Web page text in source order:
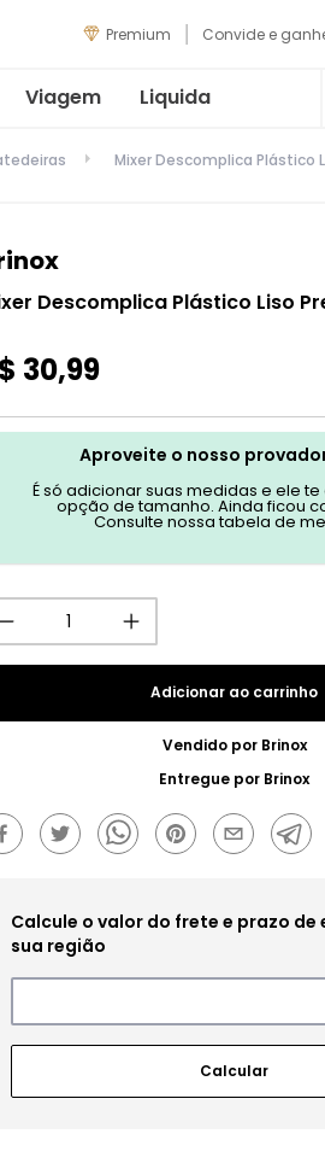
Premium Convide e
Viagem Liquida
Mixer Descomplica Plástico
Descomplica Plástico Liso
30,99
Aproveite o nosso
É só adicionar suas medidas e ele
opção de tamanho. Ainda ficou
Consulte nossa tabela de
Adicionar ao carrinho
Vendido por Brinox
Entregue por Brinox